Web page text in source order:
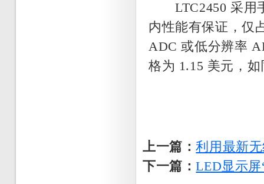
LTC2450 采用手
内性能有保证，仅
ADC 或低分辨率
格为 1.15 美元，
上一篇：利用最新
下一篇：LED显示